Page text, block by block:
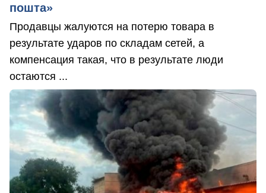
пошта»
Продавцы жалуются на потерю товара в
результате ударов по складам сетей, а
компенсация такая, что в результате люди
остаются ...